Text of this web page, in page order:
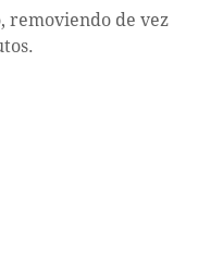
removiendo de vez